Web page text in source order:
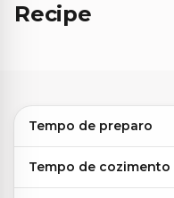
Recipe
Tempo de preparo
Tempo de cozimento